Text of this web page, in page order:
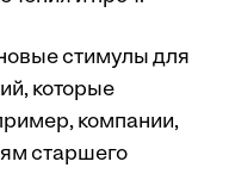
стимулы для
которые
компании,
старшего